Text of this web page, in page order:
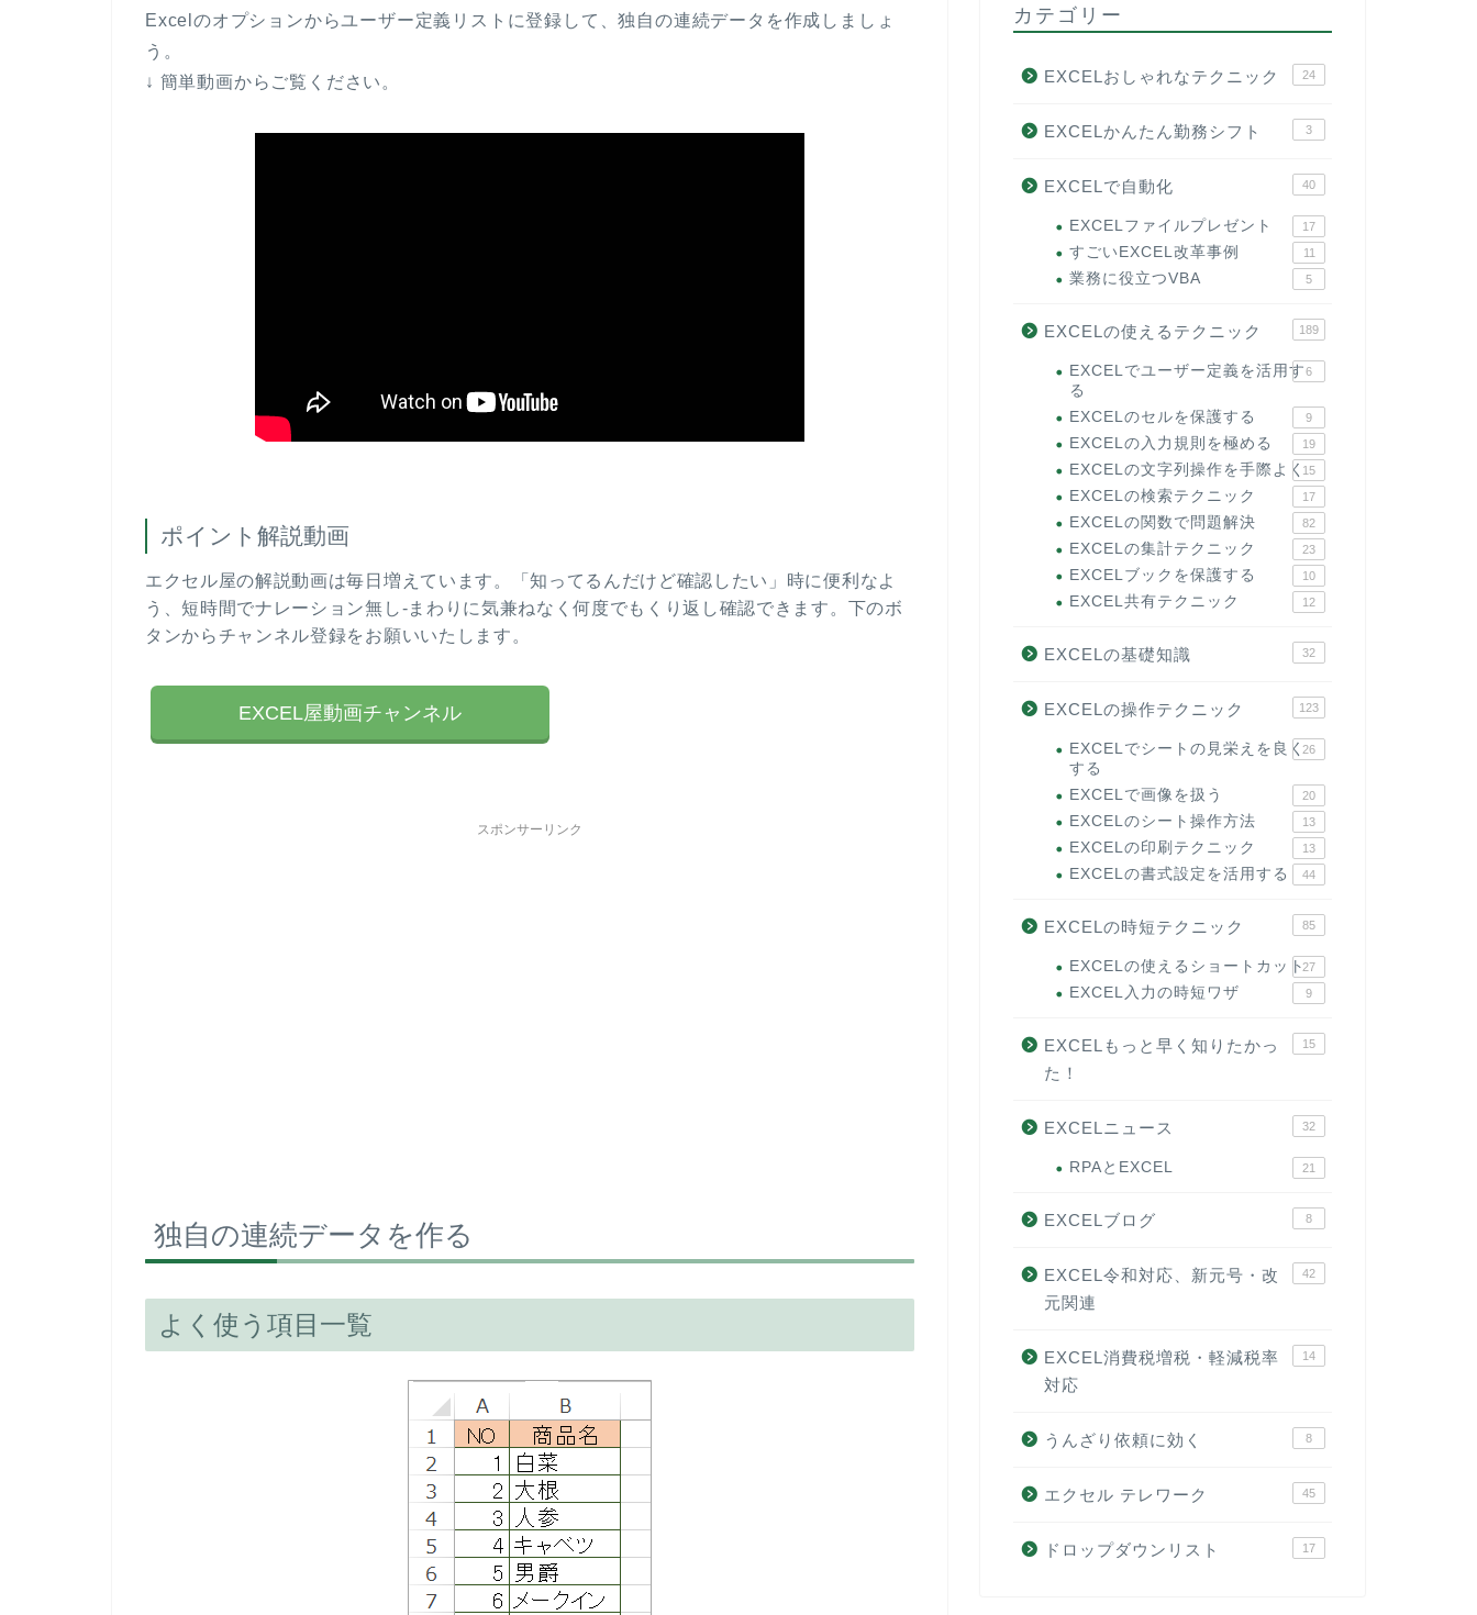
Excelのオプションからユーザー定義リストに登録して、独自の連続データを作成しましょ
う。
↓ 簡単動画からご覧ください。
ポイント解説動画
エクセル屋の解説動画は毎日増えています。「知ってるんだけど確認したい」時に便利なよ
う、短時間でナレーション無し-まわりに気兼ねなく何度でもくり返し確認できます。下のボ
タンからチャンネル登録をお願いいたします。
EXCEL屋動画チャンネル
スポンサーリンク
独自の連続データを作る
よく使う項目一覧
カテゴリー
EXCELおしゃれなテクニック 24
EXCELかんたん勤務シフト 3
EXCELで自動化 40
EXCELファイルプレゼント 17
すごいEXCEL改革事例 11
業務に役立つVBA 5
EXCELの使えるテクニック 189
EXCELでユーザー定義を活用す
る
6
EXCELのセルを保護する 9
EXCELの入力規則を極める 19
EXCELの文字列操作を手際よく15
EXCELの検索テクニック 17
EXCELの関数で問題解決 82
EXCELの集計テクニック 23
EXCELブックを保護する 10
EXCEL共有テクニック 12
EXCELの基礎知識 32
EXCELの操作テクニック 123
EXCELでシートの見栄えを良く
する
26
EXCELで画像を扱う 20
EXCELのシート操作方法 13
EXCELの印刷テクニック 13
EXCELの書式設定を活用する 44
EXCELの時短テクニック 85
EXCELの使えるショートカット27
EXCEL入力の時短ワザ 9
EXCELもっと早く知りたかっ
た！
15
EXCELニュース 32
RPAとEXCEL 21
EXCELブログ 8
EXCEL令和対応、新元号・改
元関連
42
EXCEL消費税増税・軽減税率
対応
14
うんざり依頼に効く 8
エクセル テレワーク 45
ドロップダウンリスト 17